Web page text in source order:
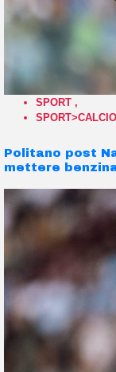
SPORT ,
SPORT>CALCIO
Politano post
mettere